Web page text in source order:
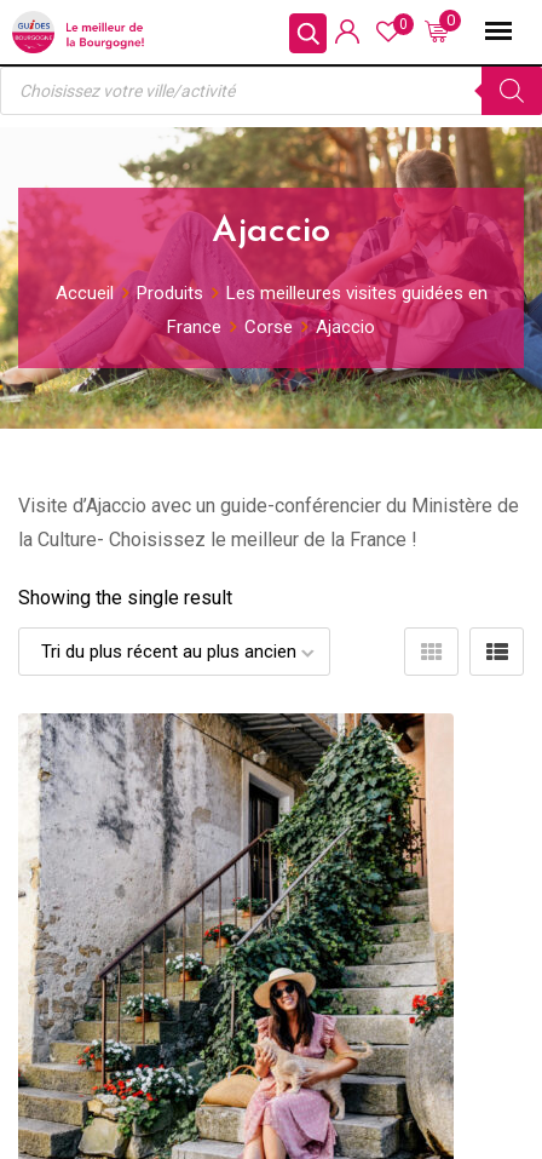
Skip
to
content
0
0
Recherche
produits
Ajaccio
Accueil Produits
Les meilleures visites guidées en
France
Corse Ajaccio
Visite d’Ajaccio avec un guide-conférencier du Ministère de
la Culture- Choisissez le meilleur de la France !
Showing the single result